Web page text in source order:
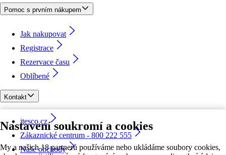
Nastavení soukromí a cookies
My a našich 18 partnerů používáme nebo ukládáme soubory cookies,
Pomoc s prvním nákupem
Jak nakupovat
Registrace
Rezervace času
Oblíbené
Kontakt
itesco.cz
Zákaznické centrum - 800 222 555
Naše obchody